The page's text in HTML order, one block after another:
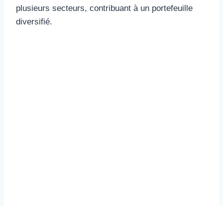
plusieurs secteurs, contribuant à un portefeuille
diversifié.